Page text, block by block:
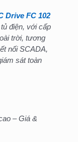
Drive FC 102
điện, với cấp
trời, tương
nối SCADA,
sát toàn
– Giá &